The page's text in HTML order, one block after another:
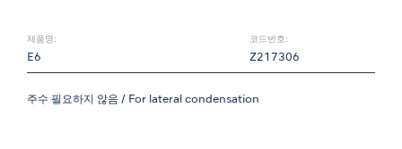
제품명:
E6
코드번호:
Z217306
주수 필요하지 않음 / For lateral condensation